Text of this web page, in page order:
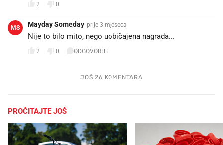
2 0
MS Mayday Someday prije 3 mjeseca
Nije to bilo mito, nego uobičajena nagrada...
2 0 ODGOVORITE
JOŠ 26 KOMENTARA
PROČITAJTE JOŠ